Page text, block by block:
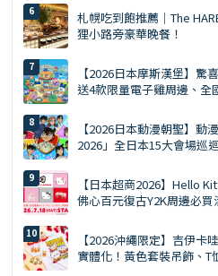
札幌吃到飽推薦｜The
狸小路旁豪華晚餐！
【2026日本摩斯漢堡】驚
送4款限量電子雞周邊、全
【2026日本動漫朝聖】動
2026」全日本15大會場巡
【日本超商2026】Hello
佛心百元復古Y2K周邊必買
【2026沖繩限定】吉伊卡
實體化！黃色套裝吊飾、T